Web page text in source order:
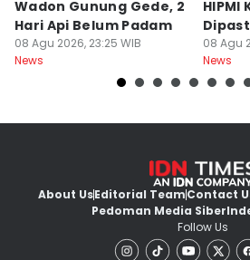
Wadon Gunung Gede, 2
Hari Api Belum Padam
08 Agu 2026, 23:25 WIB
News
HIPMI
08 Agu
News
About UsEditorial TeamContact
Pedoman Media Siber
Follow Us